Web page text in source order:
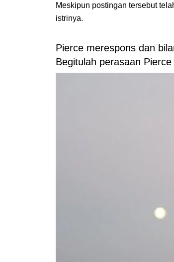
Meskipun postingan tersebut
istrinya.
Pierce merespons dan
Begitulah perasaan